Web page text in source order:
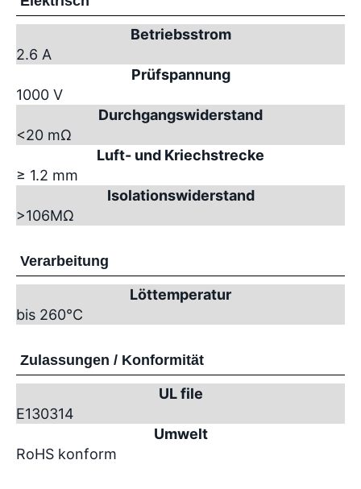
Betriebsstrom
2.6 A
Prüfspannung
1000 V
Durchgangswiderstand
<20 mΩ
Luft- und Kriechstrecke
≥ 1.2 mm
Isolationswiderstand
>106MΩ
Verarbeitung
Löttemperatur
bis 260°C
Zulassungen / Konformität
UL file
E130314
Umwelt
RoHS konform